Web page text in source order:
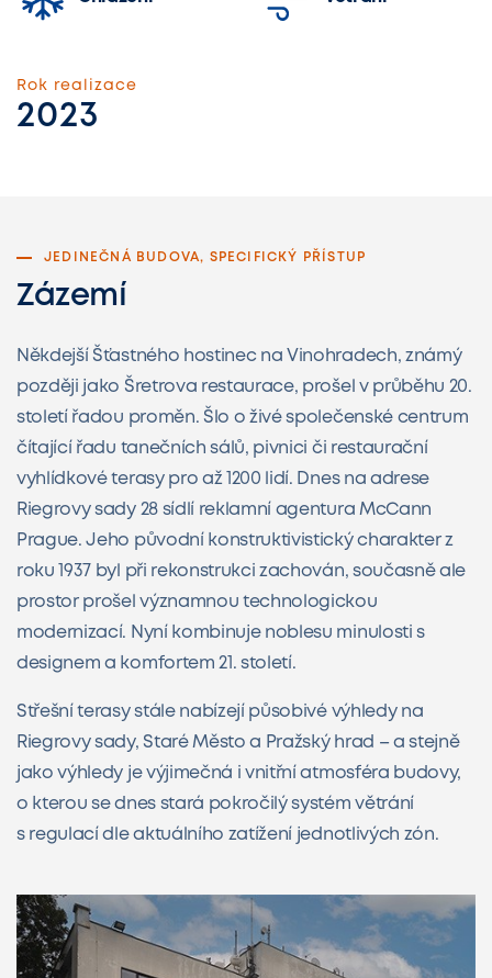
Rok realizace
2023
JEDINEČNÁ BUDOVA, SPECIFICKÝ PŘÍSTUP
Zázemí
Někdejší Šťastného hostinec na Vinohradech, známý
později jako Šretrova restaurace, prošel v průběhu 20.
století řadou proměn. Šlo o živé společenské centrum
čítající řadu tanečních sálů, pivnici či restaurační
vyhlídkové terasy pro až 1200 lidí. Dnes na adrese
Riegrovy sady 28 sídlí reklamní agentura McCann
Prague. Jeho původní konstruktivistický charakter z
roku 1937 byl při rekonstrukci zachován, současně ale
prostor prošel významnou technologickou
modernizací. Nyní kombinuje noblesu minulosti s
designem a komfortem 21. století.
Střešní terasy stále nabízejí působivé výhledy na
Riegrovy sady, Staré Město a Pražský hrad – a stejně
jako výhledy je výjimečná i vnitřní atmosféra budovy,
o kterou se dnes stará pokročilý systém větrání
s regulací dle aktuálního zatížení jednotlivých zón.